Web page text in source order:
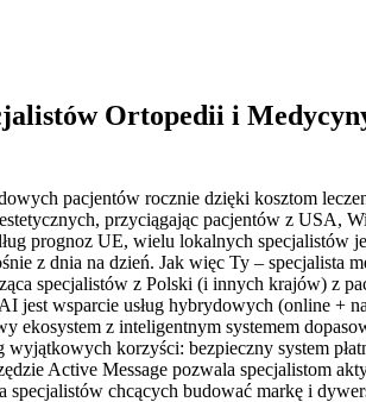
Ortopedii i
pacjentów rocznie dzięki kosztom
przyciągając pacjentów z USA,
prognoz UE, wielu lokalnych specjalistów
z dnia na dzień. Jak więc Ty – specjalista
specjalistów z Polski (i innych krajów) z
wsparcie usług hybrydowych (online +
ekosystem z inteligentnym systemem
korzyści: bezpieczny system
Active Message pozwala specjalistom
chcących budować markę i